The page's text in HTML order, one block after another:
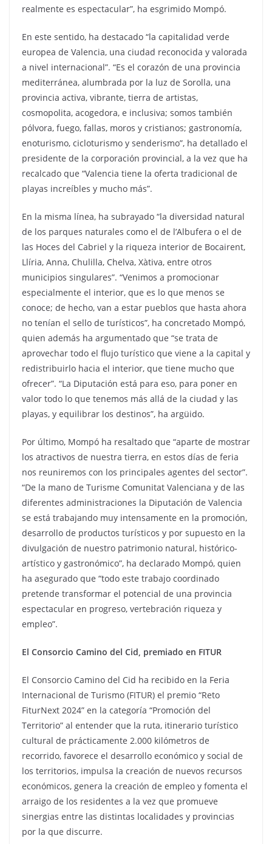
realmente es espectacular”, ha esgrimido Mompó.
En este sentido, ha destacado “la capitalidad verde
europea de Valencia, una ciudad reconocida y valorada
a nivel internacional”. “Es el corazón de una provincia
mediterránea, alumbrada por la luz de Sorolla, una
provincia activa, vibrante, tierra de artistas,
cosmopolita, acogedora, e inclusiva; somos también
pólvora, fuego, fallas, moros y cristianos; gastronomía,
enoturismo, cicloturismo y senderismo”, ha detallado el
presidente de la corporación provincial, a la vez que ha
recalcado que “Valencia tiene la oferta tradicional de
playas increíbles y mucho más”.
En la misma línea, ha subrayado “la diversidad natural
de los parques naturales como el de l’Albufera o el de
las Hoces del Cabriel y la riqueza interior de Bocairent,
Llíria, Anna, Chulilla, Chelva, Xàtiva, entre otros
municipios singulares”. “Venimos a promocionar
especialmente el interior, que es lo que menos se
conoce; de hecho, van a estar pueblos que hasta ahora
no tenían el sello de turísticos”, ha concretado Mompó,
quien además ha argumentado que “se trata de
aprovechar todo el flujo turístico que viene a la capital y
redistribuirlo hacia el interior, que tiene mucho que
ofrecer”. “La Diputación está para eso, para poner en
valor todo lo que tenemos más allá de la ciudad y las
playas, y equilibrar los destinos”, ha argüido.
Por último, Mompó ha resaltado que “aparte de mostrar
los atractivos de nuestra tierra, en estos días de feria
nos reuniremos con los principales agentes del sector”.
“De la mano de Turisme Comunitat Valenciana y de las
diferentes administraciones la Diputación de Valencia
se está trabajando muy intensamente en la promoción,
desarrollo de productos turísticos y por supuesto en la
divulgación de nuestro patrimonio natural, histórico-
artístico y gastronómico”, ha declarado Mompó, quien
ha asegurado que “todo este trabajo coordinado
pretende transformar el potencial de una provincia
espectacular en progreso, vertebración riqueza y
empleo”.
El Consorcio Camino del Cid, premiado en FITUR
El Consorcio Camino del Cid ha recibido en la Feria
Internacional de Turismo (FITUR) el premio “Reto
FiturNext 2024” en la categoría “Promoción del
Territorio” al entender que la ruta, itinerario turístico
cultural de prácticamente 2.000 kilómetros de
recorrido, favorece el desarrollo económico y social de
los territorios, impulsa la creación de nuevos recursos
económicos, genera la creación de empleo y fomenta el
arraigo de los residentes a la vez que promueve
sinergias entre las distintas localidades y provincias
por la que discurre.